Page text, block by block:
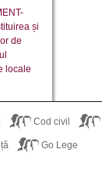
și
de
locale
Cod civil
Go Lege